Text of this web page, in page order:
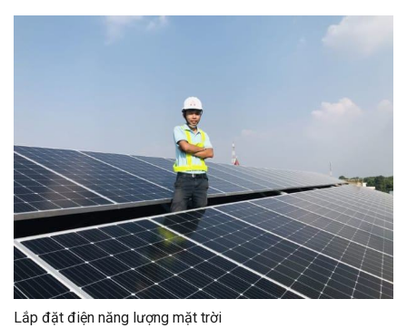
Lắp đặt điện năng lượng mặt trời